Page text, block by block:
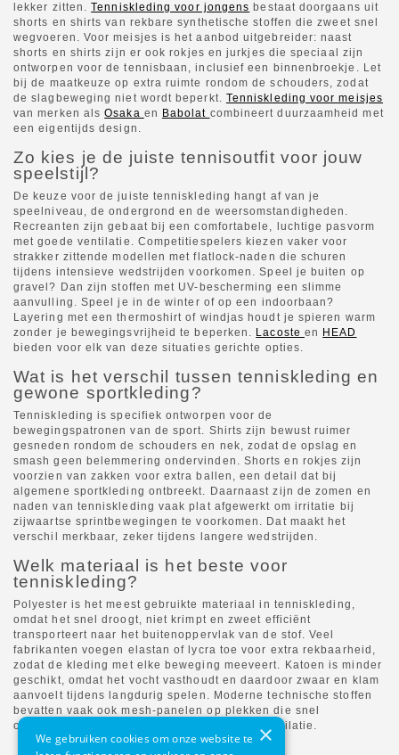
lekker zitten.Tenniskleding voor jongens bestaat doorgaans uit
shorts en shirts van rekbare synthetische stoffen die zweet snel
wegvoeren. Voor meisjes is het aanbod uitgebreider: naast
shorts en shirts zijn er ook rokjes en jurkjes die speciaal zijn
ontworpen voor de tennisbaan, inclusief een binnenbroekje. Let
bij de maatkeuze op extra ruimte rondom de schouders, zodat
de slagbeweging niet wordt beperkt. Tenniskleding voor meisjes
van merken alsOsaka en Babolat combineert duurzaamheid met
een eigentijds design.
Zo kies je de juiste tennisoutfit voor jouw
speelstijl?
De keuze voor de juiste tenniskleding hangt af van je
speelniveau, de ondergrond en de weersomstandigheden.
Recreanten zijn gebaat bij een comfortabele, luchtige pasvorm
met goede ventilatie. Competitiespelers kiezen vaker voor
strakker zittende modellen met flatlock-naden die schuren
tijdens intensieve wedstrijden voorkomen. Speel je buiten op
gravel? Dan zijn stoffen met UV-bescherming een slimme
aanvulling. Speel je in de winter of op een indoorbaan?
Layering met een thermoshirt of windjas houdt je spieren warm
zonder je bewegingsvrijheid te beperken. Lacoste en HEAD
bieden voor elk van deze situaties gerichte opties.
Wat is het verschil tussen tenniskleding en
gewone sportkleding?
Tenniskleding is specifiek ontworpen voor de
bewegingspatronen van de sport. Shirts zijn bewust ruimer
gesneden rondom de schouders en nek, zodat de opslag en
smash geen belemmering ondervinden. Shorts en rokjes zijn
voorzien van zakken voor extra ballen, een detail dat bij
algemene sportkleding ontbreekt. Daarnaast zijn de zomen en
naden van tenniskleding vaak plat afgewerkt om irritatie bij
zijwaartse sprintbewegingen te voorkomen. Dat maakt het
verschil merkbaar, zeker tijdens langere wedstrijden.
Welk materiaal is het beste voor
tenniskleding?
Polyester is het meest gebruikte materiaal in tenniskleding,
omdat het snel droogt, niet krimpt en zweet efficiënt
transporteert naar het buitenoppervlak van de stof. Veel
fabrikanten voegen elastan of lycra toe voor extra rekbaarheid,
zodat de kleding met elke beweging meeveert. Katoen is minder
geschikt, omdat het vocht vasthoudt en daardoor zwaar en klam
aanvoelt tijdens langdurig spelen. Moderne technische stoffen
bevatten vaak ook mesh-panelen op plekken die snel
opwarmen, zoals oksels en rug, voor extra ventilatie.
×
We gebruiken cookies om onze website te